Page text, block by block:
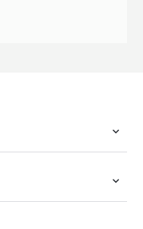
która łączy
kaszmiru